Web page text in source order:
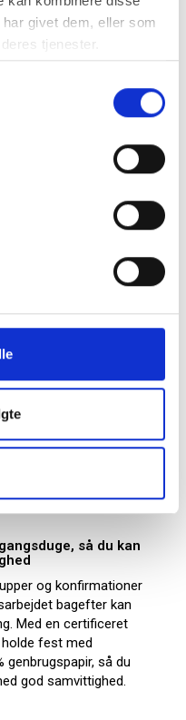
givet dem, eller som
tjenester.
af papir til din fest
kombinere den lette løsning
samvittighed? Hos
kvalitet, der tilmed er
selv, samtidig med du
og kvalitet som et linned, er
engangsprodukt. Vi har
Se vores udvalg her.
så du kan
og konfirmationer
bagefter kan
Med en certificeret
fest med
genbrugspapir, så du
god samvittighed.